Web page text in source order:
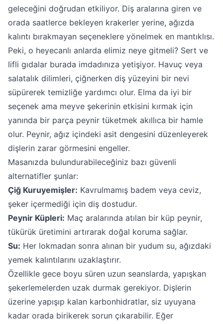
geleceğini doğrudan etkiliyor. Diş aralarına giren ve
orada saatlerce bekleyen krakerler yerine, ağızda
kalıntı bırakmayan seçeneklere yönelmek en mantıklısı.
Peki, o heyecanlı anlarda elimiz neye gitmeli? Sert ve
lifli gıdalar burada imdadınıza yetişiyor. Havuç veya
salatalık dilimleri, çiğnerken diş yüzeyini bir nevi
süpürerek temizliğe yardımcı olur. Elma da iyi bir
seçenek ama meyve şekerinin etkisini kırmak için
yanında bir parça peynir tüketmek akıllıca bir hamle
olur. Peynir, ağız içindeki asit dengesini düzenleyerek
dişlerin zarar görmesini engeller.
Masanızda bulundurabileceğiniz bazı güvenli
alternatifler şunlar:
Çiğ Kuruyemişler: Kavrulmamış badem veya ceviz,
şeker içermediği için diş dostudur.
Peynir Küpleri: Maç aralarında atılan bir küp peynir,
tükürük üretimini artırarak doğal koruma sağlar.
Su: Her lokmadan sonra alınan bir yudum su, ağızdaki
yemek kalıntılarını uzaklaştırır.
Özellikle gece boyu süren uzun seanslarda, yapışkan
şekerlemelerden uzak durmak gerekiyor. Dişlerin
üzerine yapışıp kalan karbonhidratlar, siz uyuyana
kadar orada birikerek sorun çıkarabilir. Eğer